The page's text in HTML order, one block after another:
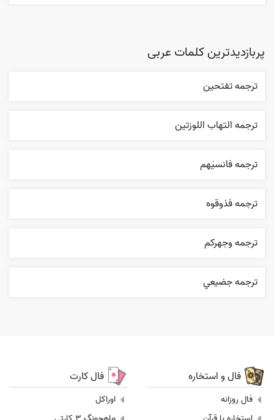
پربازدیدترین کلمات عربی
ترجمه تفتحين
ترجمه التهاب اللوزتين
ترجمه فانسیٰهم
ترجمه فذوقوه
ترجمه وجهرکم
ترجمه جضيعي
فال و استخاره
فال روزانه
فال کارت
اوراکل